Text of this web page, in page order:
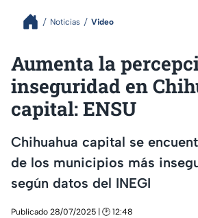
Noticias Video
Aumenta la
inseguridad en
capital: ENSU
Chihuahua capital se
de los municipios más
según datos del INEGI
Publicado 28/07/2025 | 🕑 12:48